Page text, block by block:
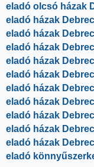
eladó olcsó házak
eladó házak
eladó házak
eladó házak
eladó házak
eladó házak
eladó házak
eladó házak
eladó házak
eladó házak
eladó házak
eladó